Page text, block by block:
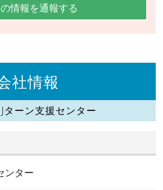
情報を通報する
社情報
ターン支援センター
ンター